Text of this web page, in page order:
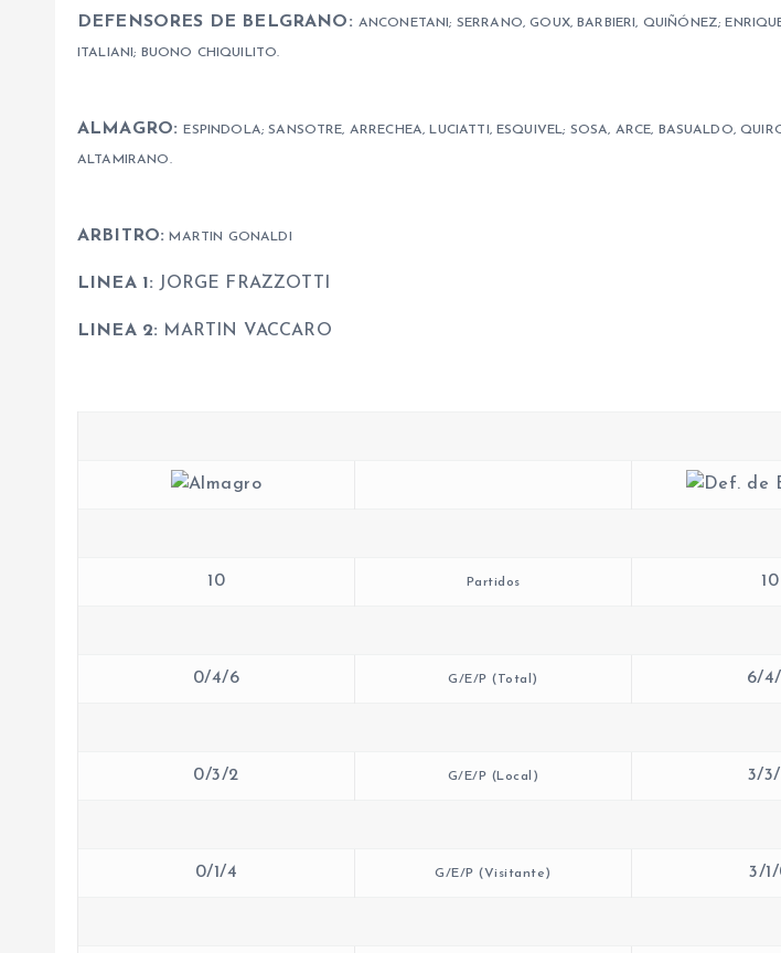
DEFENSORES DE BELGRANO: ANCONETANI; SERRANO, GOUX, BARBIERI, QUIÑÓNEZ;
ITALIANI; BUONO CHIQUILITO.
ALMAGRO:ESPINDOLA; SANSOTRE, ARRECHEA, LUCIATTI, ESQUIVEL; SOSA, ARCE, BASUALDO,
ALTAMIRANO.
ARBITRO: MARTIN GONALDI
LINEA 1: JORGE FRAZZOTTI
LINEA 2: MARTIN VACCARO
10 Partidos 10
0/4/6 G/E/P (Total) 6/
0/3/2 G/E/P (Local) 3/
0/1/4 G/E/P (Visitante) 3/